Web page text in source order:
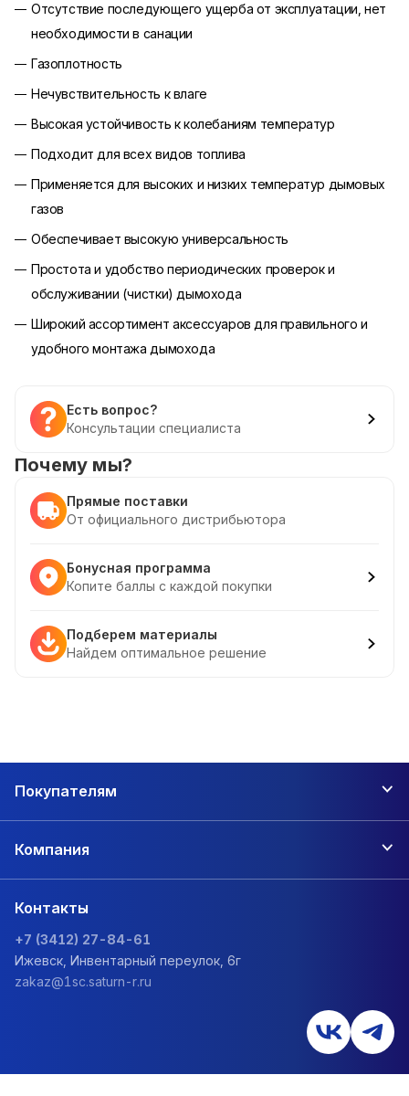
Отсутствие последующего ущерба от эксплуатации, нет
необходимости в санации
Газоплотность
Нечувствительность к влаге
Высокая устойчивость к колебаниям температур
Подходит для всех видов топлива
Применяется для высоких и низких температур дымовых
газов
Обеспечивает высокую универсальность
Простота и удобство периодических проверок и
обслуживании (чистки) дымохода
Широкий ассортимент аксессуаров для правильного и
удобного монтажа дымохода
Есть вопрос?
Консультации специалиста
Почему мы?
Прямые поставки
От официального дистрибьютора
Бонусная программа
Копите баллы с каждой покупки
Подберем материалы
Найдем оптимальное решение
Покупателям
Компания
Контакты
+7 (3412) 27-84-61
Ижевск, Инвентарный переулок, 6г
zakaz@1sc.saturn-r.ru